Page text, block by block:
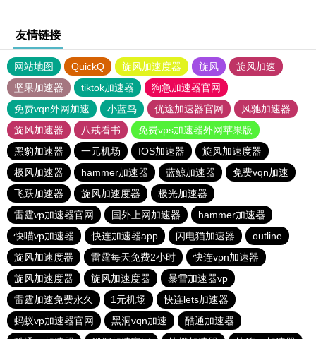
友情链接
网站地图 QuickQ 旋风加速度器 旋风
旋风加速
坚果加速器
tiktok加速器
狗急加速器官网
免费vqn外网加速
小蓝鸟 优途加速器官网
风驰加速器
旋风加速器
八戒看书
免费vps加速器外网苹果版
黑豹加速器
一元机场 IOS加速器
旋风加速度器
极风加速器
hammer加速器 蓝鲸加速器
免费vqn加速
飞跃加速器
旋风加速度器
极光加速器
雷霆vp加速器官网
国外上网加速器
hammer加速器
快喵vp加速器
快连加速器app 闪电猫加速器
outline
旋风加速度器
雷霆每天免费2小时
快连vρn加速器
旋风加速度器
旋风加速度器
暴雪加速器vp
雷霆加速免费永久
1元机场
快连lets加速器
蚂蚁vp加速器官网
黑洞vqn加速
酷通加速器